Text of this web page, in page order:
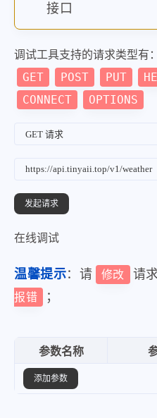
接口
调试工具支持的请求类型有：
GET POST PUT
CONNECT
OPTIONS
在线调试
温馨提示：请 修改 请
报错
；
参数名称
添加参数